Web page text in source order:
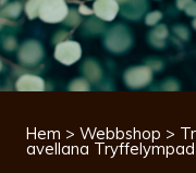
Hem > Webbshop >
avellana